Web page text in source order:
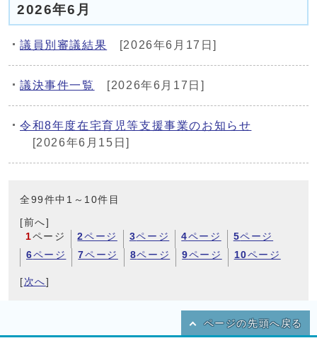
2026年6月
議員別審議結果 [2026年6月17日]
議決事件一覧 [2026年6月17日]
令和8年度在宅育児等支援事業のお知らせ
[2026年6月15日]
全99件中1～10件目
[前へ]
1ページ 2ページ 3ページ 4ページ 5ページ
6ページ 7ページ 8ページ 9ページ 10ページ
[ 次へ]
ページの先頭へ戻る